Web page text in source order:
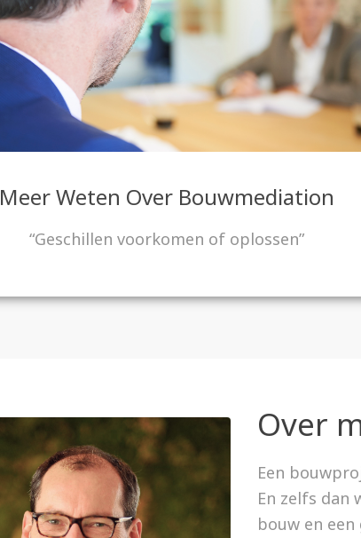
Meer Weten Over Bouwmediation
“Geschillen voorkomen of oplossen”
Over
Een
En zelfs dan
bouw en